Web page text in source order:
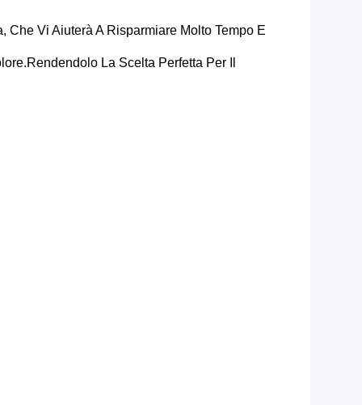
Vi Aiuterà A Risparmiare Molto Tempo E
La Scelta Perfetta Per Il